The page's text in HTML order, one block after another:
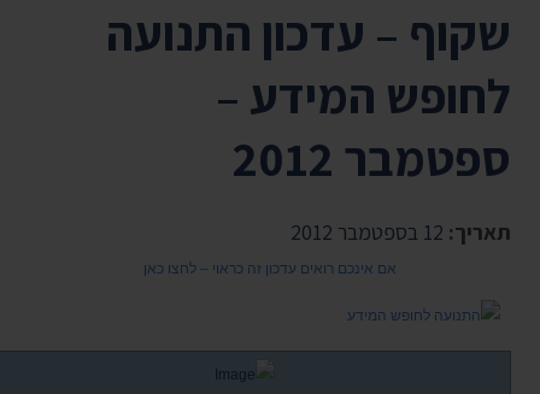
שקוף – עדכון התנועה
לחופש המידע –
ספטמבר 2012
תאריך:
אם אינכם רואים עדכון זה כראוי – לחצו כאן